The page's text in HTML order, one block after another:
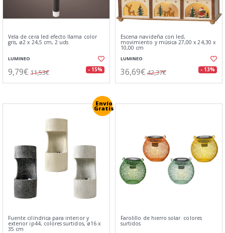
Vela de cera led efecto llama color
gris, ø2 x 24,5 cm, 2 uds
LUMINEO
9,79€ 11,53€ - 15%
Escena navideña con led,
movimiento y música 27,00 x 24,30 x
10,00 cm
LUMINEO
36,69€ 42,37€ - 13%
Envío
Gratis
Fuente cilíndrica para interior y
exterior ip44, colores surtidos, ø16 x
35 cm
Farolillo de hierro solar. colores
surtidos